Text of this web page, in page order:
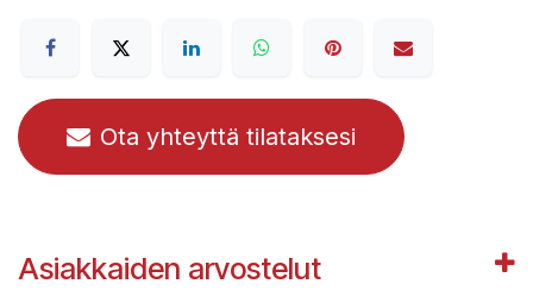
Ota yhteyttä tilataksesi
Asiakkaiden arvostelut